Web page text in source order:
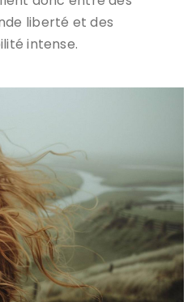
liberté et des
intense.